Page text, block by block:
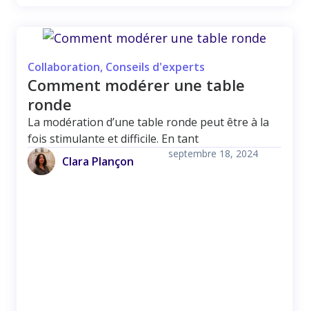
Collaboration, Conseils d'experts
Comment modérer une table
ronde
La modération d’une table ronde peut être à la
fois stimulante et difficile. En tant
Clara Plançon
septembre 18, 2024